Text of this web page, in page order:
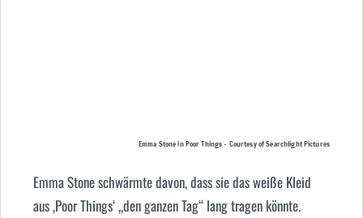
Emma Stone in Poor Things – Courtesy of Searchlight Pictures
Emma Stone schwärmte davon, dass sie das weiße Kleid
aus ‚Poor Things‘ „den ganzen Tag“ lang tragen könnte.